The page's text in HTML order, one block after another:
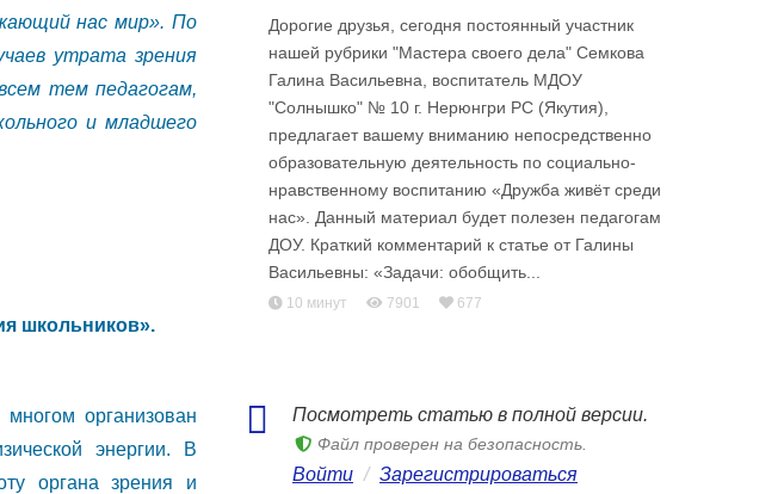
нас мир». По
утрата зрения
тем педагогам,
и младшего
школьников».
организован
энергии. В
органа зрения и
Дорогие друзья, сегодня постоянный участник
нашей рубрики "Мастера своего дела" Семкова
Галина Васильевна, воспитатель МДОУ
"Солнышко" № 10 г. Нерюнгри РС (Якутия),
предлагает вашему вниманию непосредственно
образовательную деятельность по социально-
нравственному воспитанию «Дружба живёт среди
нас». Данный материал будет полезен педагогам
ДОУ. Краткий комментарий к статье от Галины
Васильевны: «Задачи: обобщить...
10 минут 7901 677
Посмотреть статью в полной версии.
Файл проверен на безопасность.
Войти / Зарегистрироваться